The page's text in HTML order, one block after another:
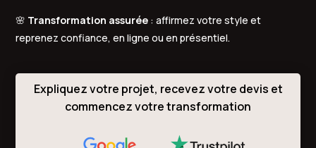
🌸 Transformation assurée : affirmez votre style et
reprenez confiance, en ligne ou en présentiel.
Expliquez votre projet, recevez votre devis et
commencez votre transformation